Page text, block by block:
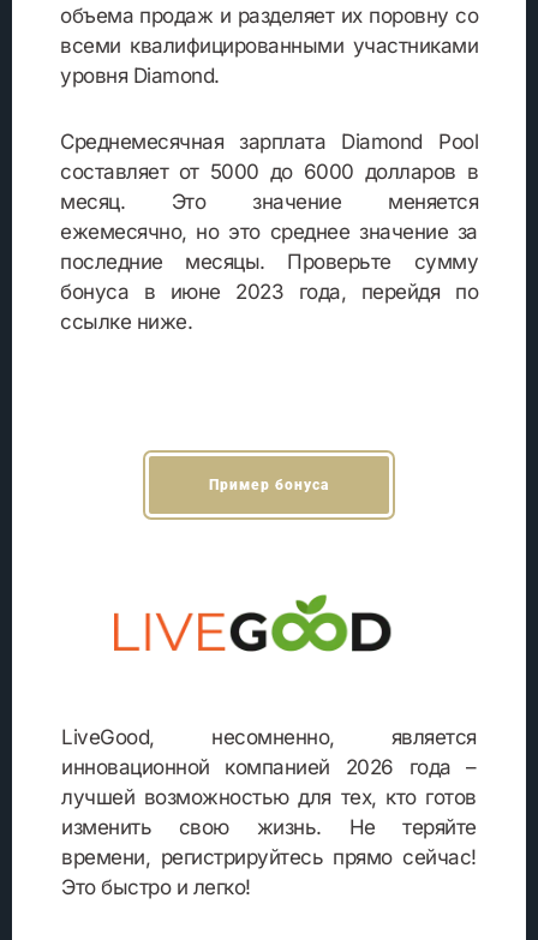
объема продаж и разделяет их поровну со
всеми квалифицированными участниками
уровня Diamond.
Среднемесячная зарплата Diamond Pool
составляет от 5000 до 6000 долларов в
месяц. Это значение меняется
ежемесячно, но это среднее значение за
последние месяцы. Проверьте сумму
бонуса в июне 2023 года, перейдя по
ссылке ниже.
Пример бонуса
LiveGood, несомненно, является
инновационной компанией 2026 года –
лучшей возможностью для тех, кто готов
изменить свою жизнь. Не теряйте
времени, регистрируйтесь прямо сейчас!
Это быстро и легко!